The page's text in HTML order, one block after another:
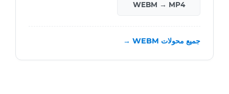
WEBM → MP4
جميع محولات WEBM →